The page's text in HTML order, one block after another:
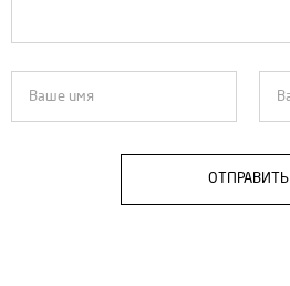
ОТПРАВИТЬ